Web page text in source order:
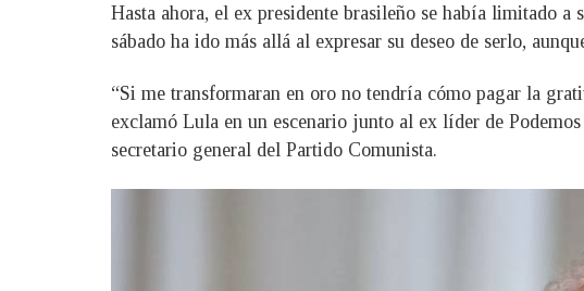
Hasta ahora, el ex presidente brasileño se había limitado
sábado ha ido más allá al expresar su deseo de serlo,
“Si me transformaran en oro no tendría cómo pagar la
exclamó Lula en un escenario junto al ex líder de
secretario general del Partido Comunista.